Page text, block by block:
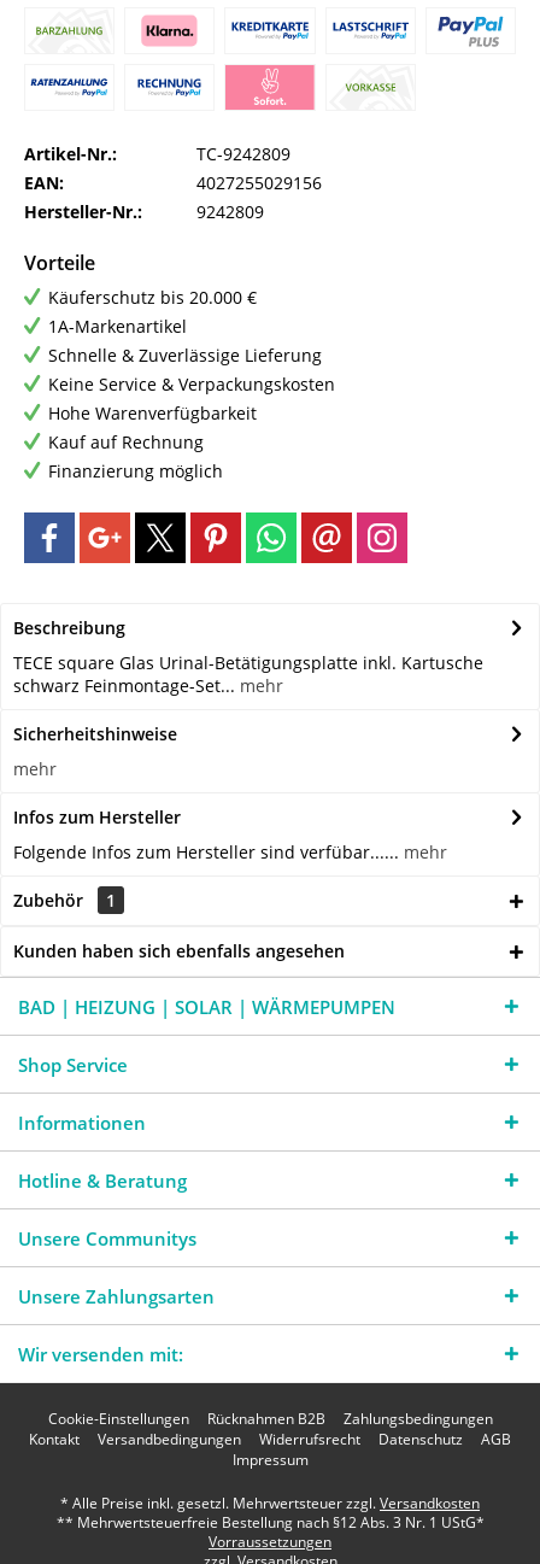
Artikel-Nr.:
TC-9242809
EAN:
4027255029156
Hersteller-Nr.:
9242809
Vorteile
Käuferschutz bis 20.000 €
1A-Markenartikel
Schnelle & Zuverlässige Lieferung
Keine Service & Verpackungskosten
Hohe Warenverfügbarkeit
Kauf auf Rechnung
Finanzierung möglich
Beschreibung
TECE square Glas Urinal-Betätigungsplatte inkl. Kartusche
schwarz Feinmontage-Set... mehr
Sicherheitshinweise
mehr
Infos zum Hersteller
Folgende Infos zum Hersteller sind verfübar...... mehr
Zubehör 1
Kunden haben sich ebenfalls angesehen
BAD | HEIZUNG | SOLAR | WÄRMEPUMPEN
Shop Service
Informationen
Hotline & Beratung
Unsere Communitys
Unsere Zahlungsarten
Wir versenden mit:
Cookie-Einstellungen Rücknahmen B2B
Zahlungsbedingungen
Kontakt
Versandbedingungen Widerrufsrecht Datenschutz
AGB
Impressum
* Alle Preise inkl. gesetzl. Mehrwertsteuer zzgl.Versandkosten
** Mehrwertsteuerfreie Bestellung nach §12 Abs. 3 Nr. 1 UStG*
Vorraussetzungen